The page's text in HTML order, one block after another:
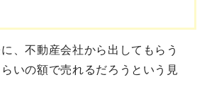
、不動産会社から出してもらう
いの額で売れるだろうという見